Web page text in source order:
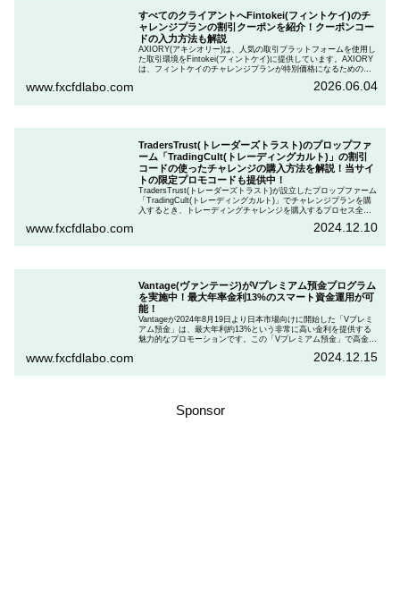
すべてのクライアントへFintokei(フィントケイ)のチ
ャレンジプランの割引クーポンを紹介！クーポンコー
ドの入力方法も解説
AXIORY(アキシオリー)は、人気の取引プラットフォームを使用し
た取引環境をFintokei(フィントケイ)に提供しています。AXIORY
は、フィントケイのチャレンジプランが特別価格になるためのク
ランを申し込むときのクーポンコードを入力して割引にする方法
www.fxcfdlabo.com 2026.06.04
TradersTrust(トレーダーズトラスト)のプロップファ
ーム「TradingCult(トレーディングカルト)」の割引
コードの使ったチャレンジの購入方法を解説！当サイ
トの限定プロモコードも提供中！
TradersTrust(トレーダーズトラスト)が設立したプロップファーム
「TradingCult(トレーディングカルト)」でチャレンジプランを購
入するとき、トレーディングチャレンジを購入するプロセス全体
ます。さらに、TradingCultがほぼ定期的に実施している割引コー
www.fxcfdlabo.com 2024.12.10
Vantage(ヴァンテージ)がVプレミアム預金プログラム
を実施中！最大年率金利13%のスマート資金運用が可
能！
Vantageが2024年8月19日より日本市場向けに開始した「Vプレミ
アム預金」は、最大年利約13%という非常に高い金利を提供する
魅力的なプロモーションです。この「Vプレミアム預金」で高金利
「Vプレミアム預金」を行いたい人は、この記事をしっかりと読ん
www.fxcfdlabo.com 2024.12.15
Sponsor